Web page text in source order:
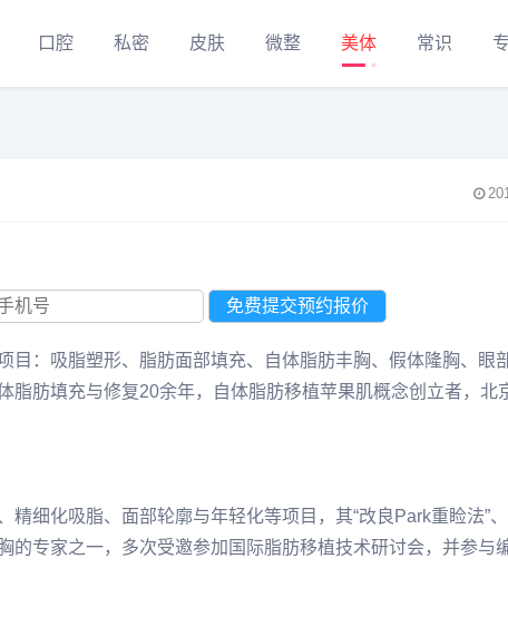
口腔 私密 皮肤 微整 美体 常识
：吸脂塑形、脂肪面部填充、自体脂肪丰胸、假体隆胸、眼
肪填充与修复20余年，自体脂肪移植苹果肌概念创立者，北
细化吸脂、面部轮廓与年轻化等项目，其“改良Park重睑法”、
专家之一，多次受邀参加国际脂肪移植技术研讨会，并参与